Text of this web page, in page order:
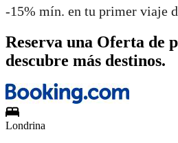
-15% mín. en tu primer viaje
Reserva una Oferta de
descubre más destinos.
Londrina